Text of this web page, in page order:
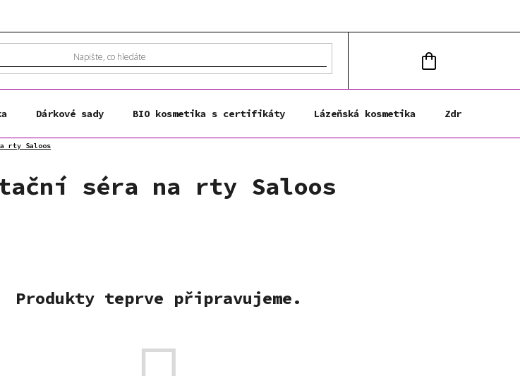
KOŠÍK
Dárkové sady BIO kosmetika s certifikáty Lázeňská kosmetika Zdravá výživa
rty Saloos
séra na rty Saloos
Produkty teprve připravujeme.